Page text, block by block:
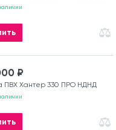
₽
ПВХ Хантер 330 ПРО НДНД